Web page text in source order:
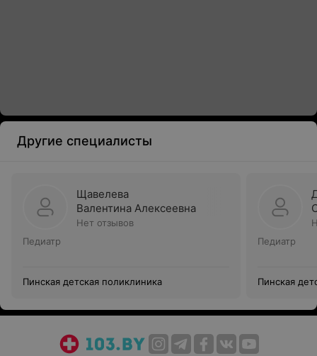
Другие специалисты
Щавелева
Валентина Алексеевна
Нет отзывов
Педиатр
Пинская детская поликлиника
Педиатр
Пинская